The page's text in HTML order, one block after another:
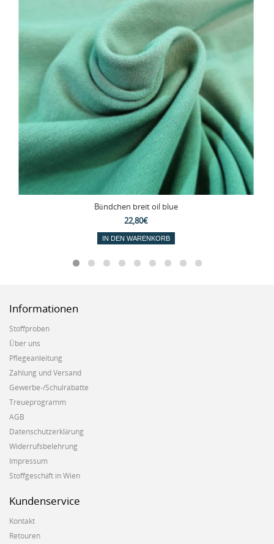
Bündchen breit oil blue
22,80€
IN DEN WARENKORB
Informationen
Stoffproben
Über uns
Pflegeanleitung
Zahlung und Versand
Gewerbe-/Schulrabatte
Treueprogramm
AGB
Datenschutzerklärung
Widerrufsbelehrung
Impressum
Stoffgeschäft in Wien
Kundenservice
Kontakt
Retouren